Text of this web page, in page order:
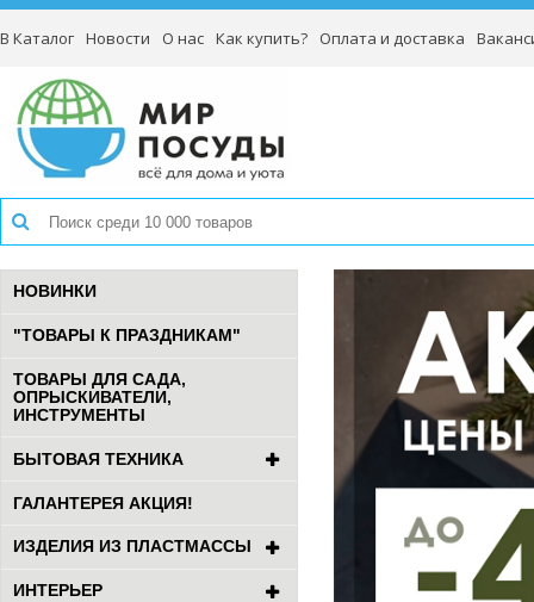
В Каталог Новости О нас Как купить? Оплата и доставка
НОВИНКИ
"ТОВАРЫ К ПРАЗДНИКАМ"
ТОВАРЫ ДЛЯ САДА,
ОПРЫСКИВАТЕЛИ,
ИНСТРУМЕНТЫ
БЫТОВАЯ ТЕХНИКА
ГАЛАНТЕРЕЯ АКЦИЯ!
ИЗДЕЛИЯ ИЗ ПЛАСТМАССЫ
ИНТЕРЬЕР